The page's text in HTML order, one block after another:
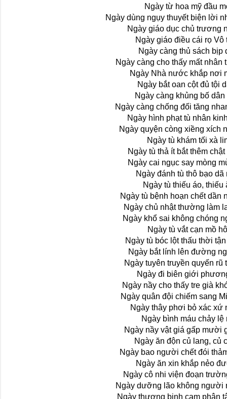
Ngày từ hoa mỹ đầu
Ngày dùng ngụy thuyết biện lời
Ngày giáo dục chủ trương
Ngày giáo điều cái rọ Vô
Ngày càng thủ sách bịp
Ngày càng cho thấy mất nhân
Ngày Nhà nước khắp nơi
Ngày bắt oan cột đủ tội
Ngày càng khủng bố dân
Ngày càng chống đối tăng
Ngày hình phạt tù nhân
Ngày quyện còng xiềng xích
Ngày tù khám tối xà
Ngày tù thả ít bắt thêm
Ngày cai ngục say mòng
Ngày đánh tù thô bạo dã
Ngày tù thiếu áo, thiếu
Ngày tù bệnh hoạn chết dần
Ngày chủ nhật thường làm
Ngày khổ sai không chóng
Ngày tù vắt cạn mồ
Ngày tù bóc lột thấu thời
Ngày bắt lính lên đường
Ngày tuyên truyền quyến rũ
Ngày đi biên giới
Ngày nầy cho thấy tre già
Ngày quân đội chiếm sang
Ngày thây phơi bỏ xác xứ
Ngày bình máu chảy lệ
Ngày nầy vật giá gấp mười
Ngày ăn độn củ lang, củ
Ngày bao người chết đói
Ngày ăn xin khắp nẻo
Ngày cô nhi viện đoạn
Ngày dưỡng lão không người
Ngày thương binh cam phận